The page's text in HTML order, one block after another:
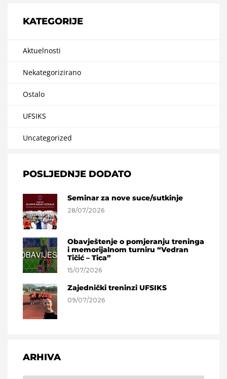
KATEGORIJE
Aktuelnosti
Nekategorizirano
Ostalo
UFSIKS
Uncategorized
POSLJEDNJE DODATO
Seminar za nove suce/sutkinje
28/07/2026
Obavještenje o pomjeranju treninga
i memorijalnom turniru “Vedran
Tičić – Tica”
15/07/2026
Zajednički treninzi UFSIKS
09/07/2026
ARHIVA